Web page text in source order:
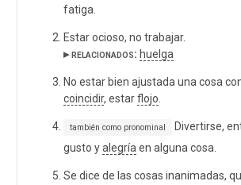
fatiga.
Estar ocioso, no trabajar.
▸ relacionados: huelga
No estar bien ajustada una cosa
coincidir, estarflojo
también como pronominal
Divertirse,
gusto yalegría en alguna cosa.
Se dice de las cosas inanimadas,